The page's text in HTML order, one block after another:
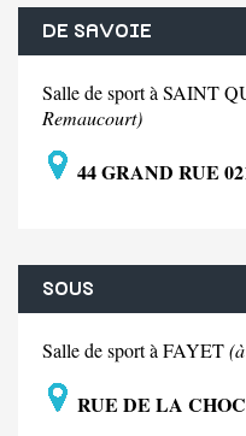
DE SAVOIE
Salle de sport à SAINT
Remaucourt)
44 GRAND RUE
SOUS
Salle de sport à FAYET
RUE DE LA